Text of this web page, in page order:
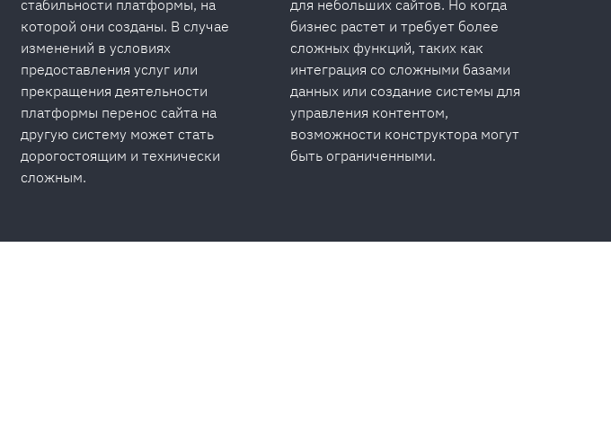
стабильности платформы, на
которой они созданы. В случае
изменений в условиях
предоставления услуг или
прекращения деятельности
платформы перенос сайта на
другую систему может стать
дорогостоящим и технически
сложным.
для небольших сайтов. Но когда
бизнес растет и требует более
сложных функций, таких как
интеграция со сложными базами
данных или создание системы для
управления контентом,
возможности конструктора могут
быть ограниченными.